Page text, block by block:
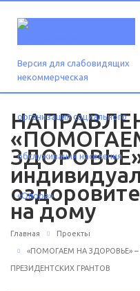
Версия для слабовидящих
на дому
Главная Проекты
«ПОМОГАЕМ НА ЗДОРОВЬЕ»
ПРЕЗИДЕНТСКИХ ГРАНТОВ